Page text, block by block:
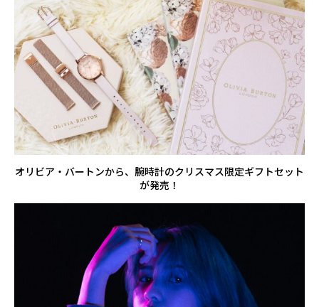
オリビア・バートンから、腕時計のクリスマス限定ギフトセット
が発売！